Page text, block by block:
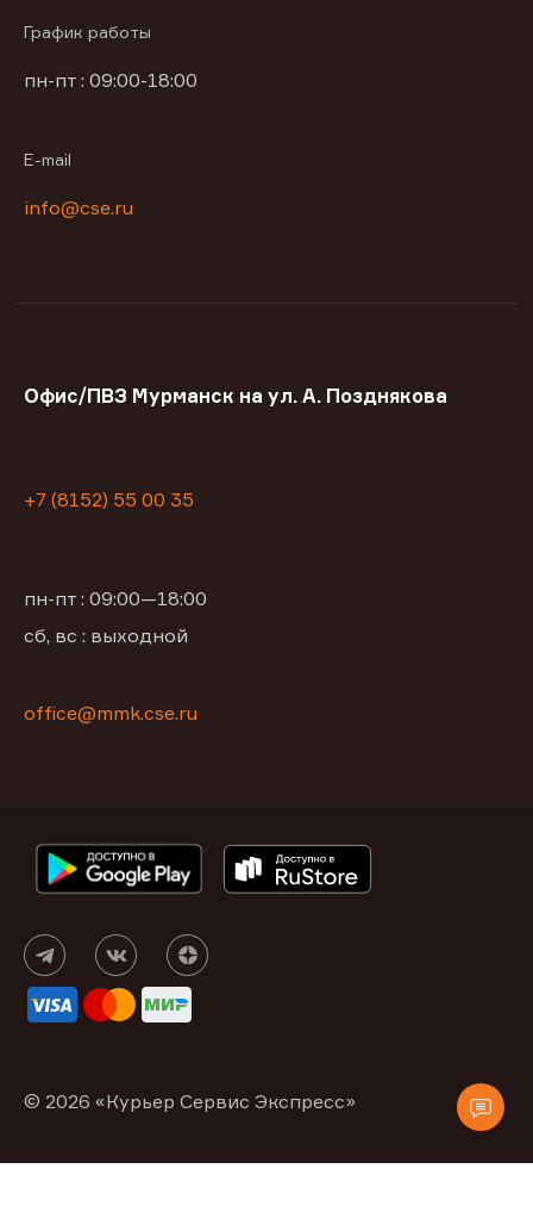
График работы
пн-пт : 09:00-18:00
E-mail
info@cse.ru
Офис/ПВЗ Мурманск на ул. А. Позднякова
+7 (8152) 55 00 35
пн-пт : 09:00—18:00
сб, вс : выходной
office@mmk.cse.ru
© 2026 «Курьер Сервис Экспресс»